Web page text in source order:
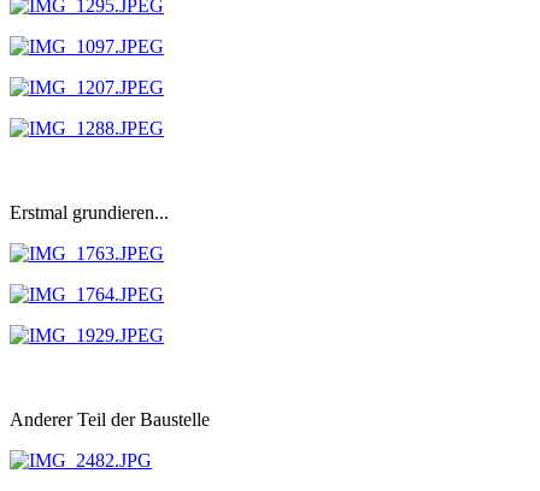
Erstmal grundieren...
Anderer Teil der Baustelle